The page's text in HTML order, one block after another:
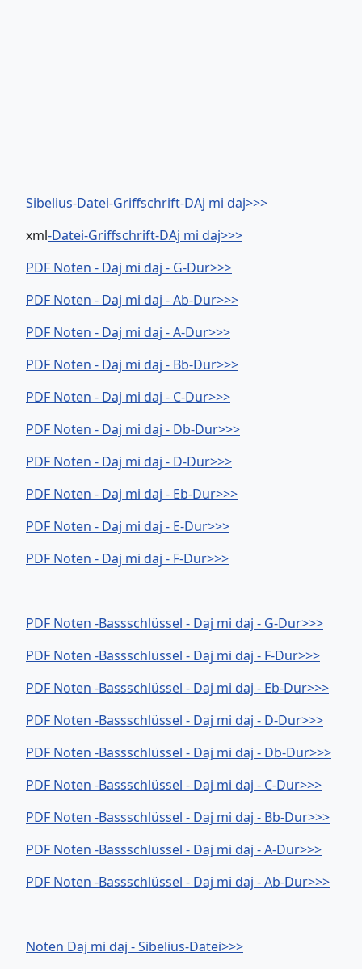
Sibelius-Datei-Griffschrift-DAj mi daj>>>
xml-Datei-Griffschrift-DAj mi daj>>>
PDF Noten - Daj mi daj - G-Dur>>>
PDF Noten - Daj mi daj - Ab-Dur>>>
PDF Noten - Daj mi daj - A-Dur>>>
PDF Noten - Daj mi daj - Bb-Dur>>>
PDF Noten - Daj mi daj - C-Dur>>>
PDF Noten - Daj mi daj - Db-Dur>>>
PDF Noten - Daj mi daj - D-Dur>>>
PDF Noten - Daj mi daj - Eb-Dur>>>
PDF Noten - Daj mi daj - E-Dur>>>
PDF Noten - Daj mi daj - F-Dur>>>
PDF Noten -Bassschlüssel - Daj mi daj - G-Dur>>>
PDF Noten -Bassschlüssel - Daj mi daj - F-Dur>>>
PDF Noten -Bassschlüssel - Daj mi daj - Eb-Dur>>>
PDF Noten -Bassschlüssel - Daj mi daj - D-Dur>>>
PDF Noten -Bassschlüssel - Daj mi daj - Db-Dur>>>
PDF Noten -Bassschlüssel - Daj mi daj - C-Dur>>>
PDF Noten -Bassschlüssel - Daj mi daj - Bb-Dur>>>
PDF Noten -Bassschlüssel - Daj mi daj - A-Dur>>>
PDF Noten -Bassschlüssel - Daj mi daj - Ab-Dur>>>
Noten Daj mi daj - Sibelius-Datei>>>